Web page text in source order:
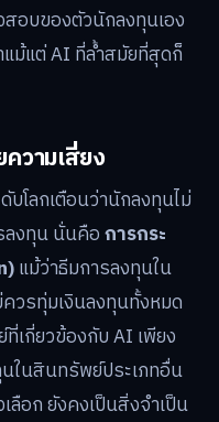
อบของตัวนักลงทุนเอง
ม้แต่ AI ที่ล้ำสมัยที่สุดก็
วามเสี่ยง
บโลกเตือนว่านักลงทุนไม่
ลงทุน นั่นคือการกระ
แม้ว่าธีมการลงทุนใน
วรทุ่มเงินลงทุนทั้งหมด
เกี่ยวข้องกับ AI เพียง
ในสินทรัพย์ประเภทอื่น
อก ยังคงเป็นสิ่งจำเป็น